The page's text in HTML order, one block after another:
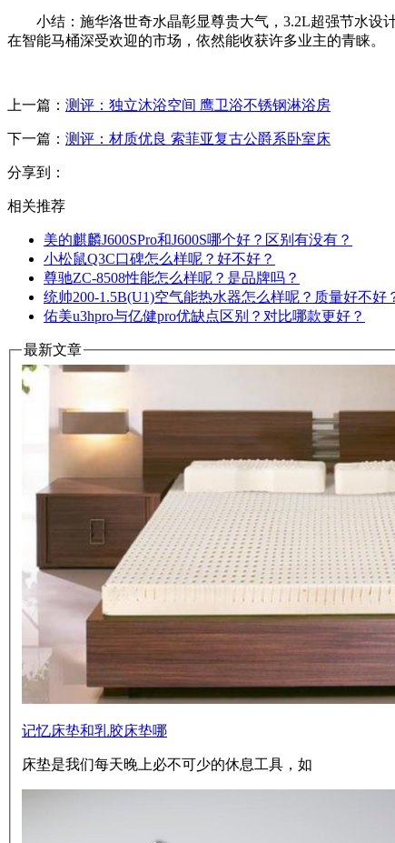
小结：施华洛世奇水晶彰显尊贵大气，3.2L超强节水设计
在智能马桶深受欢迎的市场，依然能收获许多业主的青睐。
上一篇： 测评：独立沐浴空间 鹰卫浴不锈钢淋浴房
下一篇： 测评：材质优良 索菲亚复古公爵系卧室床
分享到：
相关推荐
美的麒麟J600SPro和J600S哪个好？区别有没有？
小松鼠Q3C口碑怎么样呢？好不好？
尊驰ZC-8508性能怎么样呢？是品牌吗？
统帅200-1.5B(U1)空气能热水器怎么样呢？质量好不好
佑美u3hpro与亿健pro优缺点区别？对比哪款更好？
最新文章
记忆床垫和乳胶床垫哪
床垫是我们每天晚上必不可少的休息工具，如